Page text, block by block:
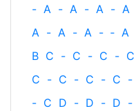
- A - A - A - A
A - A - A - ‐ A
B C - C - C - C
C - C - C - C -
- C D - D - D -